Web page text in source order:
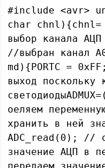
#include <avr>
char chnl){chnl=
выбор канала
//выбран канал
md){PORTC =
выход поскольку
оеляем
хранить в ней
ADC_read(0); //
значение АЦП в